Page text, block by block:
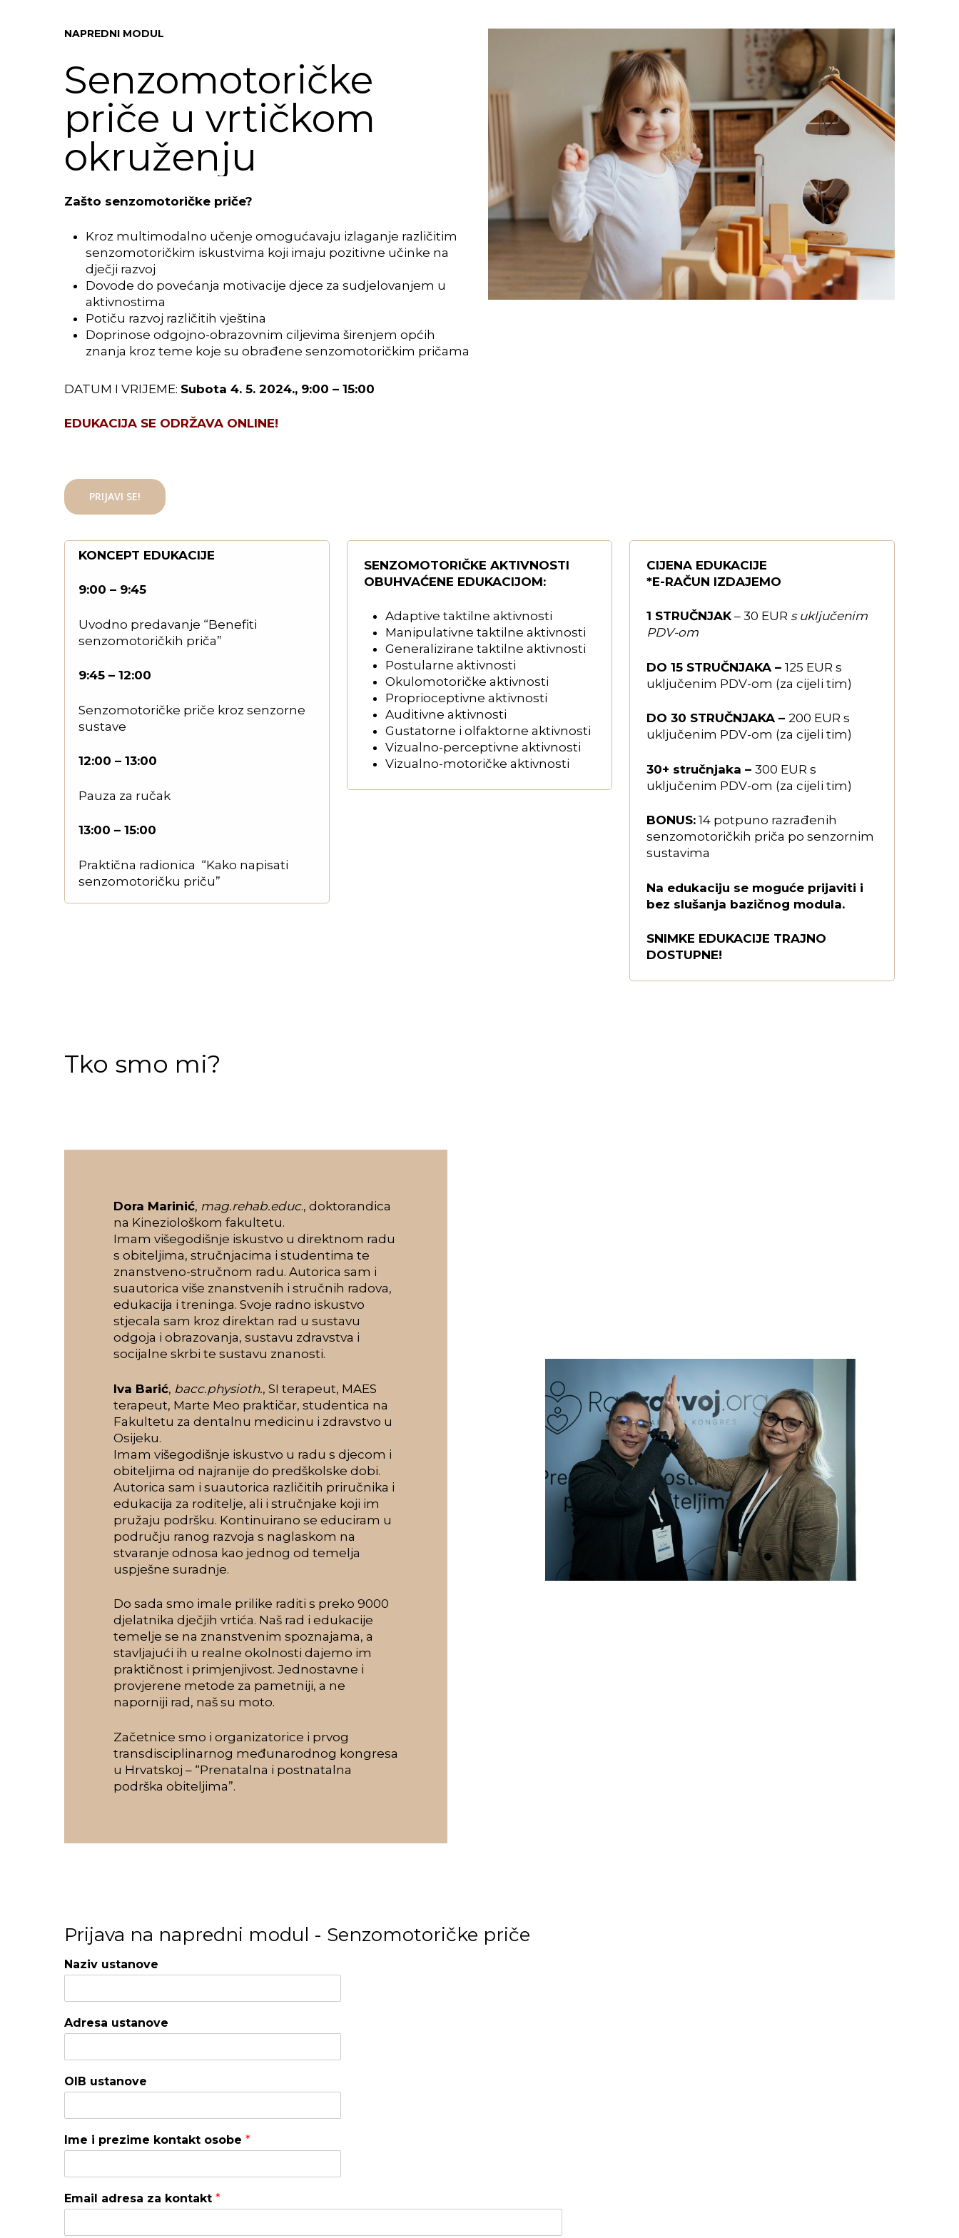
NAPREDNI MODUL
Senzomotoričke
priče u vrtičkom
okruženju
Zašto senzomotoričke priče?
Kroz multimodalno učenje omogućavaju izlaganje različitim
senzomotoričkim iskustvima koji imaju pozitivne učinke na
dječji razvoj
Dovode do povećanja motivacije djece za sudjelovanjem u
aktivnostima
Potiču razvoj različitih vještina
Doprinose odgojno-obrazovnim ciljevima širenjem općih
znanja kroz teme koje su obrađene senzomotoričkim pričama
DATUM I VRIJEME: Subota 4. 5. 2024., 9:00 – 15:00
EDUKACIJA SE ODRŽAVA ONLINE!
PRIJAVI SE!
KONCEPT EDUKACIJE
9:00 – 9:45
Uvodno predavanje “Benefiti
senzomotoričkih priča”
9:45 – 12:00
Senzomotoričke priče kroz senzorne
sustave
12:00 – 13:00
Pauza za ručak
13:00 – 15:00
Praktična radionica “Kako napisati
senzomotoričku priču”
SENZOMOTORIČKE AKTIVNOSTI
OBUHVAĆENE EDUKACIJOM:
Adaptive taktilne aktivnosti
Manipulativne taktilne aktivnosti
Generalizirane taktilne aktivnosti
Postularne aktivnosti
Okulomotoričke aktivnosti
Proprioceptivne aktivnosti
Auditivne aktivnosti
Gustatorne i olfaktorne aktivnosti
Vizualno-perceptivne aktivnosti
Vizualno-motoričke aktivnosti
CIJENA EDUKACIJE
*E-RAČUN IZDAJEMO
1 STRUČNJAK– 30 EUR s uključenim
PDV-om
DO 15 STRUČNJAKA – 125 EUR s
uključenim PDV-om (za cijeli tim)
DO 30 STRUČNJAKA – 200 EUR s
uključenim PDV-om (za cijeli tim)
30+ stručnjaka – 300 EUR s
uključenim PDV-om (za cijeli tim)
BONUS:14 potpuno razrađenih
senzomotoričkih priča po senzornim
sustavima
Na edukaciju se moguće prijaviti i
bez slušanja bazičnog modula.
SNIMKE EDUKACIJE TRAJNO
DOSTUPNE!
Tko smo mi?
Dora Marinić, mag.rehab.educ., doktorandica
na Kineziološkom fakultetu.
Imam višegodišnje iskustvo u direktnom radu
s obiteljima, stručnjacima i studentima te
znanstveno-stručnom radu. Autorica sam i
suautorica više znanstvenih i stručnih radova,
edukacija i treninga. Svoje radno iskustvo
stjecala sam kroz direktan rad u sustavu
odgoja i obrazovanja, sustavu zdravstva i
socijalne skrbi te sustavu znanosti.
Iva Barić, bacc.physioth., SI terapeut, MAES
terapeut, Marte Meo praktičar, studentica na
Fakultetu za dentalnu medicinu i zdravstvo u
Osijeku.
Imam višegodišnje iskustvo u radu s djecom i
obiteljima od najranije do predškolske dobi.
Autorica sam i suautorica različitih priručnika i
edukacija za roditelje, ali i stručnjake koji im
pružaju podršku. Kontinuirano se educiram u
području ranog razvoja s naglaskom na
stvaranje odnosa kao jednog od temelja
uspješne suradnje.
Do sada smo imale prilike raditi s preko 9000
djelatnika dječjih vrtića. Naš rad i edukacije
temelje se na znanstvenim spoznajama, a
stavljajući ih u realne okolnosti dajemo im
praktičnost i primjenjivost. Jednostavne i
provjerene metode za pametniji, a ne
naporniji rad, naš su moto.
Začetnice smo i organizatorice i prvog
transdisciplinarnog međunarodnog kongresa
u Hrvatskoj – “Prenatalna i postnatalna
podrška obiteljima”.
Prijava na napredni modul - Senzomotoričke priče
Naziv ustanove
Adresa ustanove
OIB ustanove
Ime i prezime kontakt osobe*
Email adresa za kontakt*